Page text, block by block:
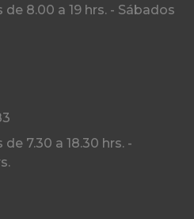
de 8.00 a 19 hrs. - Sábados
7.30 a 18.30 hrs. -